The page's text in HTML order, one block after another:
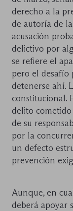
derecho a la
de autoría de
acusación
delictivo por
se refiere el
pero el desafío
detenerse ahí.
constitucional.
delito
de su
por la
un defecto
prevención
Aunque, en
deberá apoyar